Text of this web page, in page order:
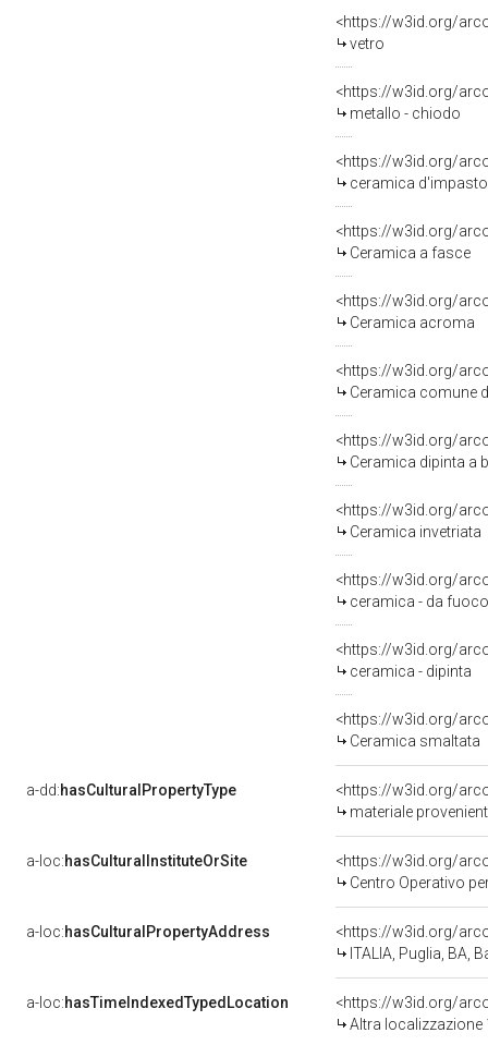
<https://w3id.org/
vetro
<https://w3id.org/
metallo - chiodo
<https://w3id.org/
ceramica d'impasto
<https://w3id.org/
Ceramica a fasce
<https://w3id.org/
Ceramica acroma
<https://w3id.org/
Ceramica comune
<https://w3id.org/
Ceramica dipinta a
<https://w3id.org/
Ceramica invetriata
<https://w3id.org/
ceramica - da fuoco
<https://w3id.org/
ceramica - dipinta
<https://w3id.org/
Ceramica smaltata
a-dd:hasCulturalPropertyType
<https://w3id.org/
materiale
a-loc:hasCulturalInstituteOrSite
<https://w3id.org/
Centro Operativo
a-loc:hasCulturalPropertyAddress
<https://w3id.org/
ITALIA, Puglia, BA,
a-loc:hasTimeIndexedTypedLocation
<https://w3id.org/
Altra localizzazione